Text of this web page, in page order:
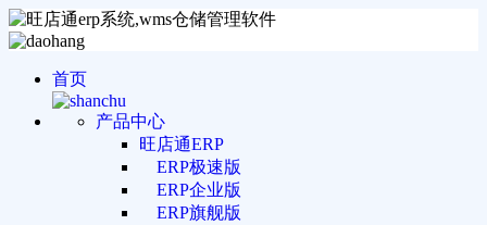
首页
产品中心
旺店通ERP
ERP极速版
ERP企业版
ERP旗舰版